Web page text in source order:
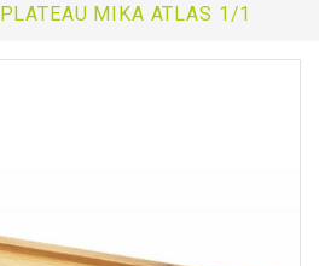
PLATEAU MIKA ATLAS 1/1